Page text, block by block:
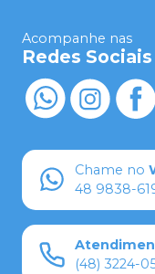
Acompanhe nas
Redes Sociais
Chame no
48 9838-
(48) 3224-